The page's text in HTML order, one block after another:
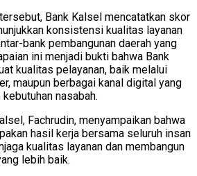
Bank Kalsel mencatatkan skor
konsistensi kualitas layanan
bank pembangunan daerah yang
ini menjadi bukti bahwa Bank
kualitas pelayanan, baik melalui
maupun berbagai kanal digital yang
nasabah.
Fachrudin, menyampaikan bahwa
hasil kerja bersama seluruh insan
kualitas layanan dan membangun
lebih baik.